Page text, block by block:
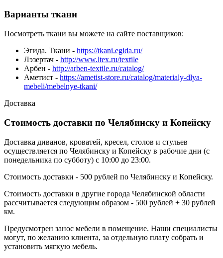
Варианты ткани
Посмотреть ткани вы можете на сайте поставщиков:
Эгида. Ткани - https://tkani.egida.ru/
Лэзертач - http://www.ltex.ru/textile
Арбен - http://arben-textile.ru/catalog/
Аметист - https://ametist-store.ru/catalog/materialy-dlya-
mebeli/mebelnye-tkani/
Доставка
Стоимость доставки по Челябинску и Копейску
Доставка диванов, кроватей, кресел, столов и стульев
осуществляется по Челябинску и Копейску в рабочие дни (с
понедельника по субботу) с 10:00 до 23:00.
Стоимость доставки - 500 рублей по Челябинску и Копейску.
Стоимость доставки в другие города Челябинской области
рассчитывается следующим образом - 500 рублей + 30 рублей
км.
Предусмотрен занос мебели в помещение. Наши специалисты
могут, по желанию клиента, за отдельную плату собрать и
установить мягкую мебель.